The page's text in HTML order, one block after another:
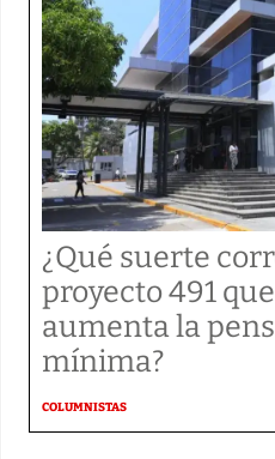
¿Qué suerte
proyecto 491 que
aumenta la
mínima?
COLUMNISTAS